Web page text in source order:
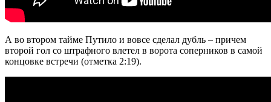
А во втором тайме Путило и вовсе сделал дубль – причем
второй гол со штрафного влетел в ворота соперников в самой
концовке встречи (отметка 2:19).